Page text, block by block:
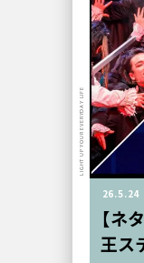
26.5.24
【ネ
王ス
LIGHT UP YOUR EVERYDAY LIFE